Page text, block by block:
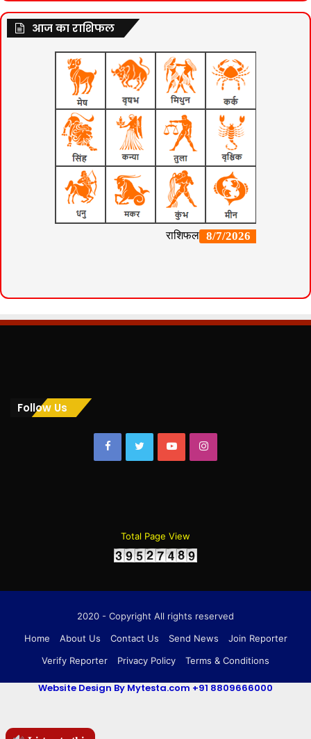
आज का राशिफल
Follow Us
FacebookTwitterYouTubeInstagram
Total Page View
2020 - Copyright All rights reserved
Home
About Us Contact Us Send News
Join Reporter
Verify Reporter
Privacy Policy Terms & Conditions
Website Design By Mytesta.com +91 8809666000